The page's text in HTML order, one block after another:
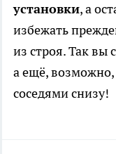
установки, а
избежать
из строя. Так вы
а ещё,
соседями снизу!